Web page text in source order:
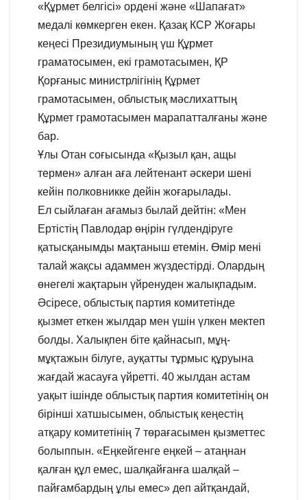
«Құрмет белгісі» ордені және «Шапағат»
медалі көмкерген екен. Қазақ КСР Жоғары
кеңесі Президиумының үш Құрмет
граматосымен, екі грамотасымен, ҚР
Қорғаныс министрлігінің Құрмет
грамотасымен, облыстық мәслихаттың
Құрмет грамотасымен марапатталғаны және
бар.
Ұлы Отан соғысында «Қызыл қан, ащы
термен» алған аға лейтенант әскери шені
кейін полковникке дейін жоғарылады.
Ел сыйлаған ағамыз былай дейтін: «Мен
Ертістің Павлодар өңірін гүлдендіруге
қатысқанымды мақтаныш етемін. Өмір мені
талай жақсы адаммен жүздестірді. Олардың
өнегелі жақтарын үйренуден жалықпадым.
Әсіресе, облыстық партия комитетінде
қызмет еткен жылдар мен үшін үлкен мектеп
болды. Халықпен біте қайнасып, мұң-
мұқтажын білуге, ауқатты тұрмыс құруына
жағдай жасауға үйретті. 40 жылдан астам
уақыт ішінде облыстық партия комитетінің он
бірінші хатшысымен, облыстық кеңестің
атқару комитетінің 7 төрағасымен қызметтес
болыппын. «Еңкейгенге еңкей – атаңнан
қалған құл емес, шалқайғанға шалқай –
пайғамбардың ұлы емес» деп айтқандай,